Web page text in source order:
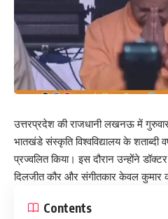
उत्तरप्रदेश की राजधानी लखनऊ में
भातखंडे संस्कृति विश्वविद्यालय के शताब्दी
प्रज्वलित किया। इस दौरान उन्होंने डॉक्टर
दिलजीत कौर और संगीतकार केवल कुमार
Contents